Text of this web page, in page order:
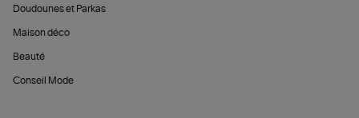
Doudounes et Parkas
Maison déco
Beauté
Conseil Mode